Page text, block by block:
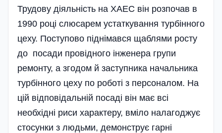
Трудову діяльність на ХАЕС він розпочав в
1990 році слюсарем устаткування турбінного
цеху. Поступово піднімався щаблями росту
до посади провідного інженера групи
ремонту, а згодом й заступника начальника
турбінного цеху по роботі з персоналом. На
цій відповідальній посаді він має всі
необхідні риси характеру, вміло налагоджує
стосунки з людьми, демонструє гарні